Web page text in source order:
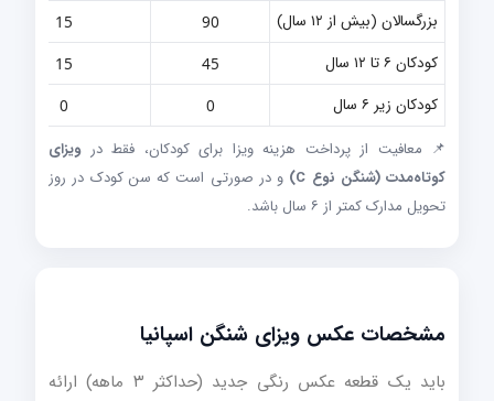
بزرگسالان (بیش از ۱۲ سال) 90
15
کودکان ۶ تا ۱۲ سال 45
15
کودکان زیر ۶ سال 0
0
📌 معافیت از پرداخت هزینه ویزا برای کودکان، فقط درویزای
کوتاه‌مدت (شنگن نوع C)
و در صورتی است که سن کودک در روز
تحویل مدارک کمتر از ۶ سال باشد.
مشخصات عکس ویزای شنگن اسپانیا
باید یک قطعه عکس رنگی جدید (حداکثر ۳ ماهه) ارائه